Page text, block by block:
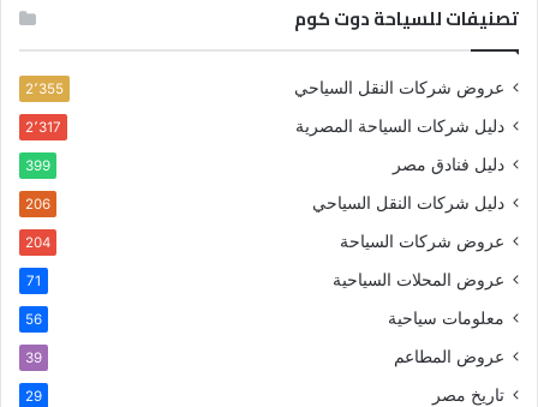
تصنيفات للسياحة دوت كوم
عروض شركات النقل السياحي 2٬355
دليل شركات السياحة المصرية 2٬317
دليل فنادق مصر 399
دليل شركات النقل السياحي 206
عروض شركات السياحة 204
عروض المحلات السياحية 71
معلومات سياحية 56
عروض المطاعم 39
تاريخ مصر 29